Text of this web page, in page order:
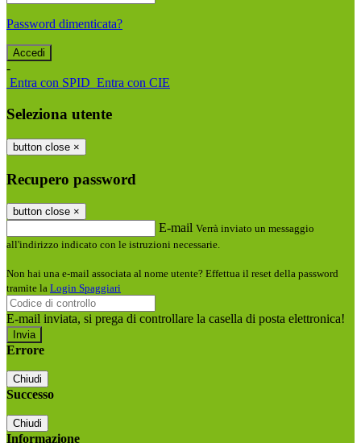
Password dimenticata?
-
Entra con SPID Entra con CIE
Seleziona utente
button close ×
Recupero password
button close ×
E-mail Verrà inviato un messaggio
all'indirizzo indicato con le istruzioni necessarie.
Non hai una e-mail associata al nome utente? Effettua il reset della password
tramite la Login Spaggiari
E-mail inviata, si prega di controllare la casella di posta elettronica!
Errore
Chiudi
Successo
Chiudi
Informazione